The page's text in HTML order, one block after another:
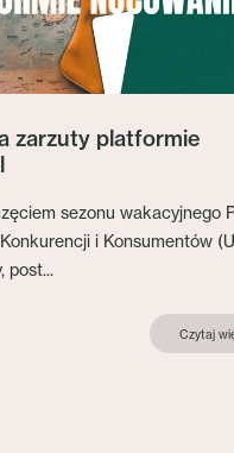
zarzuty platformie
sezonu wakacyjnego
i Konsumentów
post...
Czytaj